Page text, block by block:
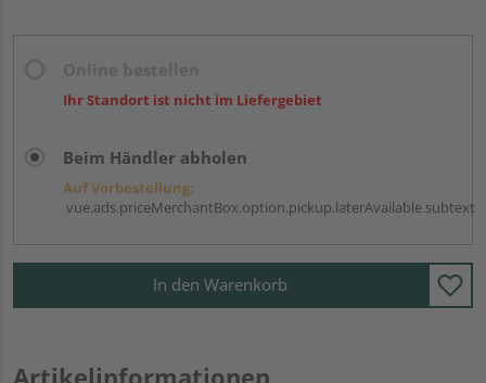
Ihr Standort ist nicht im Liefergebiet
Beim Händler abholen
Auf Vorbestellung:
vue.ads.priceMerchantBox.option.pickup.laterAvailable.subtext
In den Warenkorb
Artikelinformationen